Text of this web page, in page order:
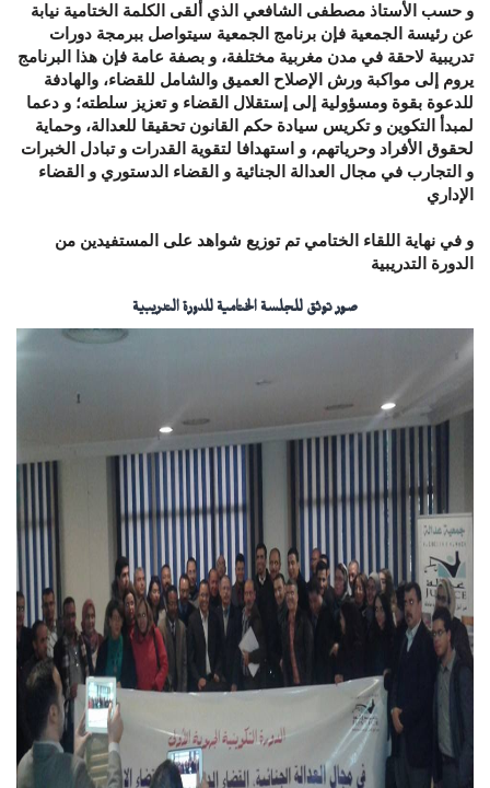
و حسب الأستاذ مصطفى الشافعي الذي ألقى الكلمة الختامية نيابة
عن رئيسة الجمعية فإن برنامج الجمعية سيتواصل ببرمجة دورات
تدريبية لاحقة في مدن مغربية مختلفة، و بصفة عامة فإن هذا البرنامج
يروم إلى مواكبة ورش الإصلاح العميق والشامل للقضاء، والهادفة
للدعوة بقوة ومسؤولية إلى إستقلال القضاء و تعزيز سلطته؛ و دعما
لمبدأ التكوين و تكريس سيادة حكم القانون تحقيقا للعدالة، وحماية
لحقوق الأفراد وحرياتهم، و استهدافا لتقوية القدرات و تبادل الخبرات
و التجارب في مجال العدالة الجنائية و القضاء الدستوري و القضاء
الإداري
و في نهاية اللقاء الختامي تم توزيع شواهد على المستفيدين من
الدورة التدريبية
صور توثق للجلسة الختامية للدورة التدريبية